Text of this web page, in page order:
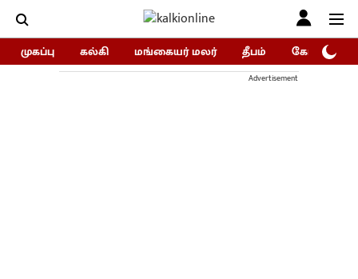
முகப்பு கல்கி மங்கையர் மலர் தீபம் கோகுலம்/
Advertisement